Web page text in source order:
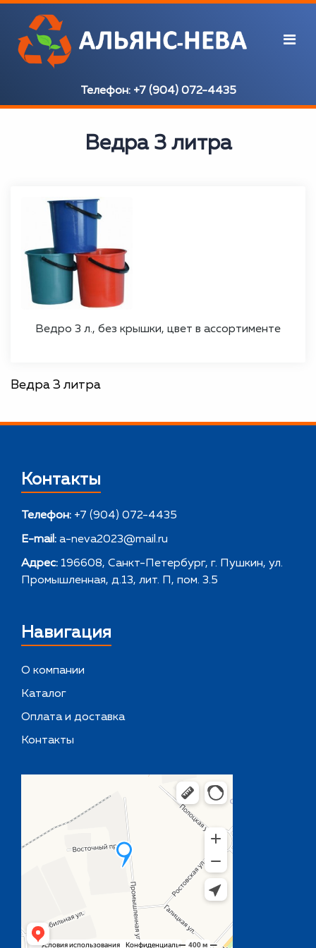
Телефон: +7 (904) 072-4435
Ведра 3 литра
Ведро 3 л., без крышки, цвет в ассортименте
Ведра 3 литра
Контакты
Телефон: +7 (904) 072-4435
E-mail: a-neva2023@mail.ru
Адрес: 196608, Санкт-Петербург, г. Пушкин, ул.
Промышленная, д.13, лит. П, пом. 3.5
Навигация
О компании
Каталог
Оплата и доставка
Контакты